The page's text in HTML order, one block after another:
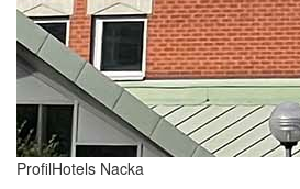
ProfilHotels Nacka